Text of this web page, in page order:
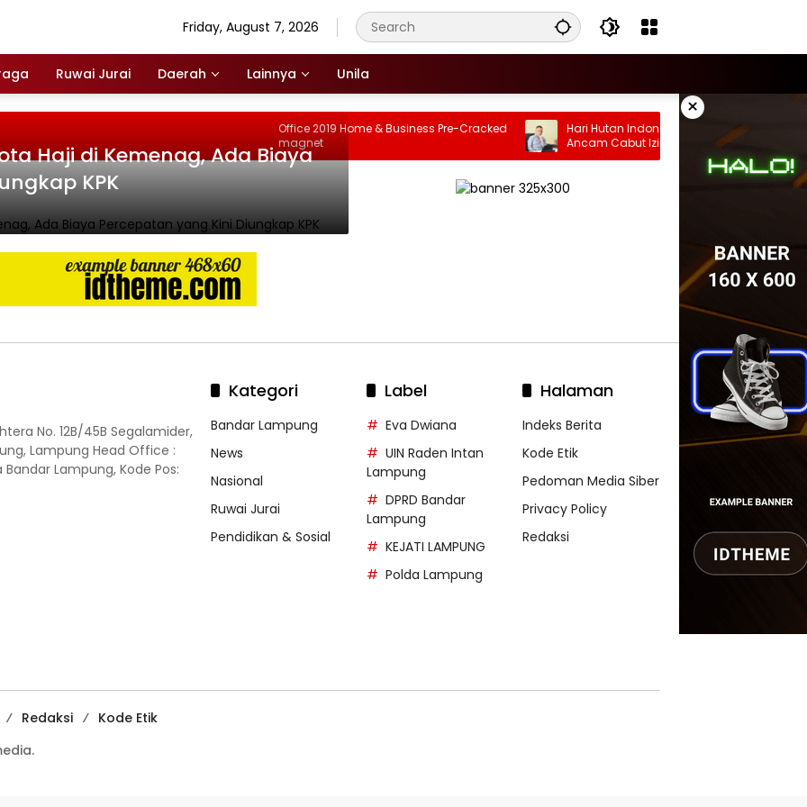
Friday, August 7, 2026
Ruwai Jurai Daerah Lainnya Unila
×
Office 2019 Home & Business Pre-Cracked
magnet
Hari Hutan Indonesia: Rizaldi Adrian
Ancam Cabut Izin Pengembang Perusak
Bukit di Bandar Lampung
Haji di Kemenag, Ada Biaya
KPK
No. 12B/45B Segalamider,
Lampung Head Office :
Bandar Lampung, Kode Pos:
Kategori
Bandar Lampung
News
Nasional
Ruwai Jurai
Pendidikan & Sosial
Label
Eva Dwiana
UIN Raden Intan
Lampung
DPRD Bandar
Lampung
KEJATI LAMPUNG
Polda Lampung
Halaman
Indeks Berita
Kode Etik
Pedoman Media Siber
Privacy Policy
Redaksi
Redaksi
Kode Etik